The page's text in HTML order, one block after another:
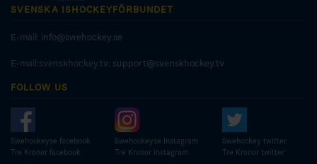
SVENSKA ISHOCKEYFÖRBUNDET
E-mail: info@swehockey.se
E-mail:svenskhockey.tv: support@svenskhockey.tv
FOLLOW US
Swehockeyse facebook
Tre Kronor facebook
Swehockeyse Instagram
Tre Kronor instagram
Swehockey twitter
Tre Kronor twitter